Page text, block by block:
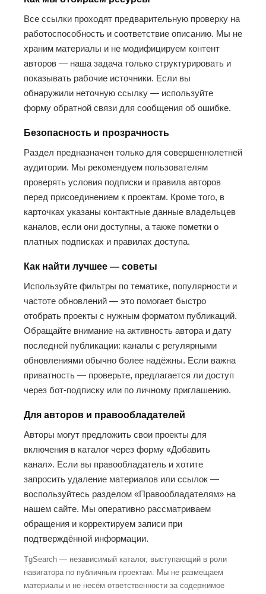
Все ссылки проходят предварительную проверку на
работоспособность и соответствие описанию. Мы не
храним материалы и не модифицируем контент
авторов — наша задача только структурировать и
показывать рабочие источники. Если вы
обнаружили неточную ссылку — используйте
форму обратной связи для сообщения об ошибке.
Безопасность и прозрачность
Раздел предназначен только для совершеннолетней
аудитории. Мы рекомендуем пользователям
проверять условия подписки и правила авторов
перед присоединением к проектам. Кроме того, в
карточках указаны контактные данные владельцев
каналов, если они доступны, а также пометки о
платных подписках и правилах доступа.
Как найти лучшее — советы
Используйте фильтры по тематике, популярности и
частоте обновлений — это помогает быстро
отобрать проекты с нужным форматом публикаций.
Обращайте внимание на активность автора и дату
последней публикации: каналы с регулярными
обновлениями обычно более надёжны. Если важна
приватность — проверьте, предлагается ли доступ
через бот-подписку или по личному приглашению.
Для авторов и правообладателей
Авторы могут предложить свои проекты для
включения в каталог через форму «Добавить
канал». Если вы правообладатель и хотите
запросить удаление материалов или ссылок —
воспользуйтесь разделом «Правообладателям» на
нашем сайте. Мы оперативно рассматриваем
обращения и корректируем записи при
подтверждённой информации.
TgSearch — независимый каталог, выступающий в роли
навигатора по публичным проектам. Мы не размещаем
материалы и не несём ответственности за содержимое